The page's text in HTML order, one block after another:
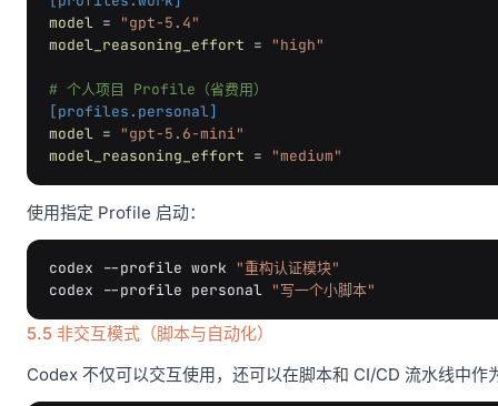
model =
"gpt-5.4"
model_reasoning_effort = "high"
# 个人项目 Profile（省费用）
[profiles.personal]
model =
"gpt-5.6-mini"
model_reasoning_effort = "medium"
使用指定 Profile 启动：
codex --profile work
"重构认证模块"
codex
--profile personal "写一个小脚本"
5.5 非交互模式（脚本与自动化）
Codex 不仅可以交互使用，还可以在脚本和 CI/CD 流水线中